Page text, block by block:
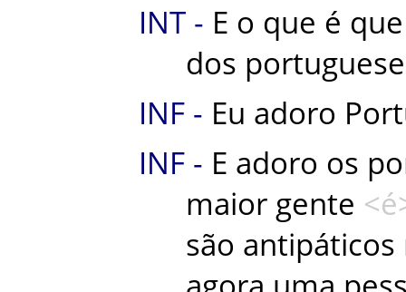
E o que é que
dos
Eu adoro
E adoro os
maior gente
é
são antipáticos